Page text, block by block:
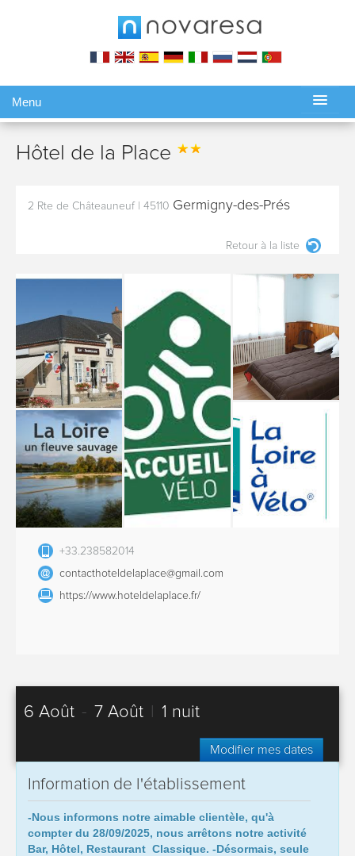
Menu
Hôtel de la Place
2 Rte de Châteauneuf 45110 Germigny-des-Prés
Retour à la liste
+33.238582014
contacthoteldelaplace@gmail.com
https://www.hoteldelaplace.fr/
6 Août - 7 Août 1 nuit
Modifier mes dates
Information de l'établissement
-Nous informons notre aimable clientèle, qu'à
compter du 28/09/2025, nous arrêtons notre activité
Bar, Hôtel, Restaurant Classique. -Désormais, seule